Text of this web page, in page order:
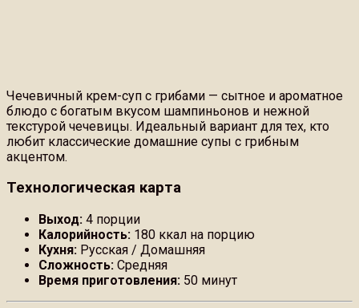
Чечевичный крем-суп с грибами — сытное и ароматное
блюдо с богатым вкусом шампиньонов и нежной
текстурой чечевицы. Идеальный вариант для тех, кто
любит классические домашние супы с грибным
акцентом.
Технологическая карта
Выход: 4 порции
Калорийность: 180 ккал на порцию
Кухня: Русская / Домашняя
Сложность: Средняя
Время приготовления: 50 минут